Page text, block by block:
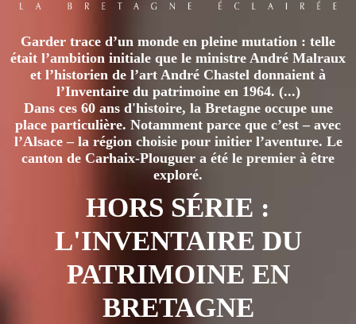
?
Garder trace d’un monde en pleine mutation : telle
était l’ambition initiale que le ministre André Malraux
et l’historien de l’art André Chastel donnaient à
l’Inventaire du patrimoine en 1964. (...)
Dans ces 60 ans d'histoire, la Bretagne occupe une
place particulière. Notamment parce que c’est – avec
l’Alsace – la région choisie pour initier l’aventure. Le
canton de Carhaix-Plouguer a été le premier à être
exploré.
HORS SÉRIE :
L'INVENTAIRE DU
PATRIMOINE EN
BRETAGNE